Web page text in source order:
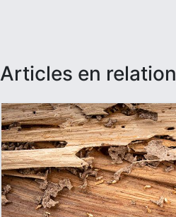
articles en relation